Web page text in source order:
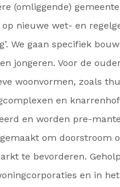
(omliggende)
op nieuwe wet- en
We gaan specifiek
jongeren. Voor de
woonvormen, zoals
en
en worden pre-
om doorstroom
te bevorderen.
en in